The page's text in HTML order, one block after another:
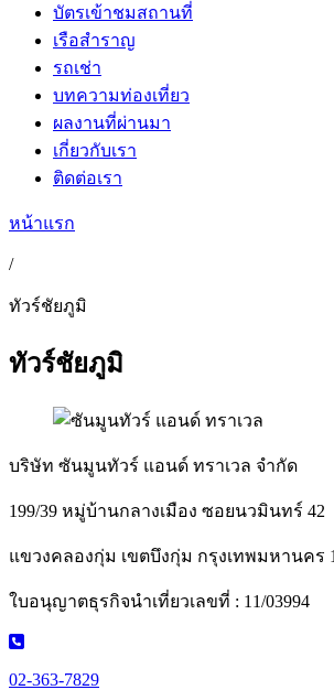
บัตรเข้าชมสถานที่
เรือสำราญ
รถเช่า
บทความท่องเที่ยว
ผลงานที่ผ่านมา
เกี่ยวกับเรา
ติดต่อเรา
หน้าแรก
/
ทัวร์ชัยภูมิ
ทัวร์ชัยภูมิ
บริษัท ซันมูนทัวร์ แอนด์ ทราเวล จำกัด
199/39 หมู่บ้านกลางเมือง ซอยนวมินทร์ 42
แขวงคลองกุ่ม เขตบึงกุ่ม กรุงเทพมหานคร
ใบอนุญาตธุรกิจนำเที่ยวเลขที่ : 11/03994
02-363-7829